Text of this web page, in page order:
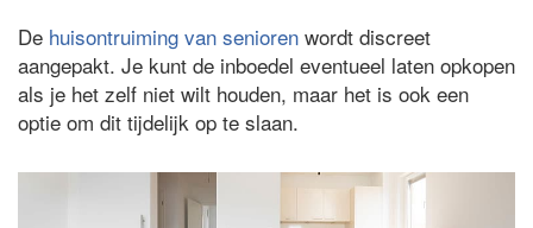
De huisontruiming van senioren wordt discreet
aangepakt. Je kunt de inboedel eventueel laten opkopen
als je het zelf niet wilt houden, maar het is ook een
optie om dit tijdelijk op te slaan.